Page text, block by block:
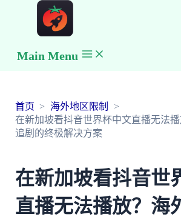
Main Menu
首页
海外地区限制
在新加坡看抖音世界杯中文直播无法
追剧的终极解决方案
在新加坡看抖音世
直播无法播放？海